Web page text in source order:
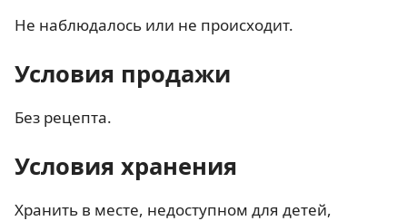
Не наблюдалось или не происходит.
Условия продажи
Без рецепта.
Условия хранения
Хранить в месте, недоступном для детей,